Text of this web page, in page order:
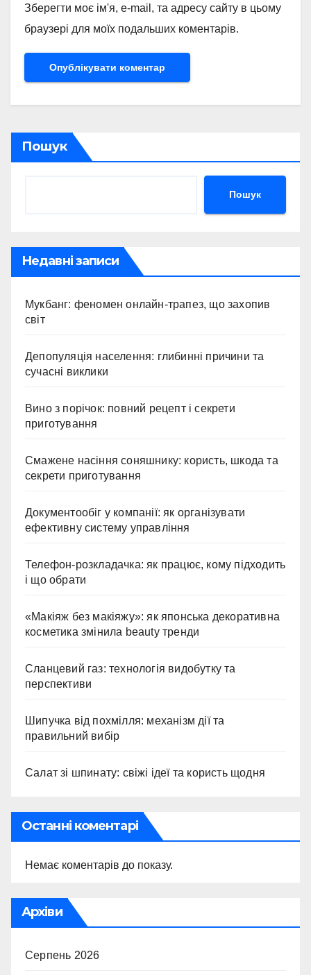
Зберегти моє ім'я, e-mail, та адресу сайту в цьому
браузері для моїх подальших коментарів.
Пошук
Пошук
Недавні записи
Мукбанг: феномен онлайн-трапез, що захопив
світ
Депопуляція населення: глибинні причини та
сучасні виклики
Вино з порічок: повний рецепт і секрети
приготування
Смажене насіння соняшнику: користь, шкода та
секрети приготування
Документообіг у компанії: як організувати
ефективну систему управління
Телефон-розкладачка: як працює, кому підходить
і що обрати
«Макіяж без макіяжу»: як японська декоративна
косметика змінила beauty тренди
Сланцевий газ: технологія видобутку та
перспективи
Шипучка від похмілля: механізм дії та
правильний вибір
Салат зі шпинату: свіжі ідеї та користь щодня
Останні коментарі
Немає коментарів до показу.
Архіви
Серпень 2026